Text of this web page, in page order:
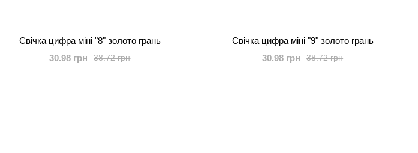
Свічка цифра міні "8" золото грань
38.72 грн
30.98 грн
Свічка цифра міні "9" золото грань
38.72 грн
30.98 грн